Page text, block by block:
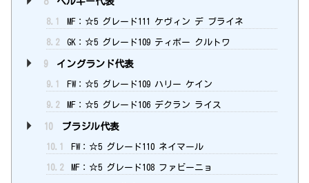
8.1 MF：☆5 グレード111 ケヴィン デ ブライネ
8.2 GK：☆5 グレード109 ティボー クルトワ
9 イングランド代表
9.1 FW：☆5 グレード109 ハリー ケイン
9.2 MF：☆5 グレード106 デクラン ライス
10 ブラジル代表
10.1 FW：☆5 グレード110 ネイマール
10.2 MF：☆5 グレード108 ファビーニョ